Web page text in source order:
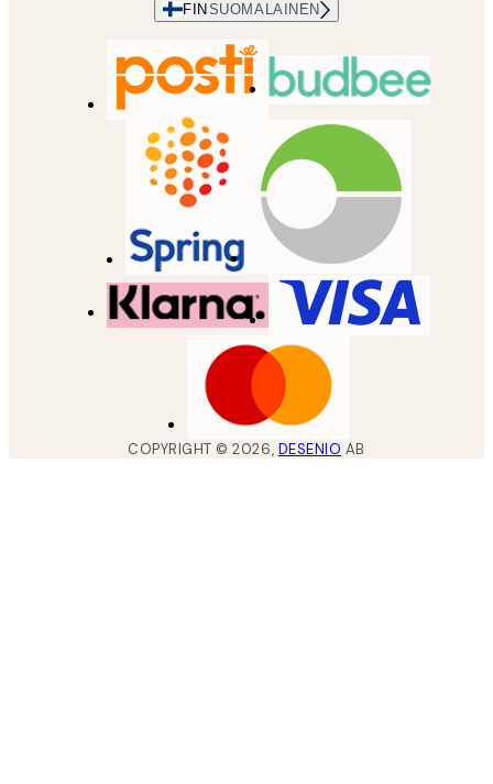
FIN SUOMALAINEN
COPYRIGHT ©2026, DESENIO AB